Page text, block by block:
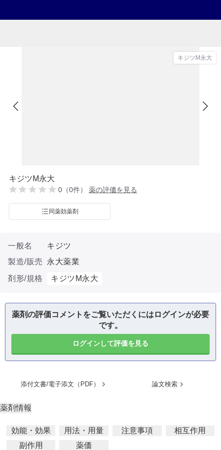
キジツM永大
キジツM永大
0（0件） 薬の評価を見る
同薬効薬剤
一般名
キジツ
製造/販売
永大薬業
剤形/規格
キジツM永大
薬剤の評価コメントをご覧いただくにはログインが必要
です。
ログインして評価を見る
添付文書/電子添文（PDF） 論文検索
薬剤情報
効能・効果 用法・用量 注意事項
相互作用
副作用
薬価